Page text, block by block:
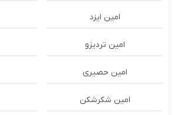
امین ایزد
امین تردیزو
امین حصیری
امین شکرشکن